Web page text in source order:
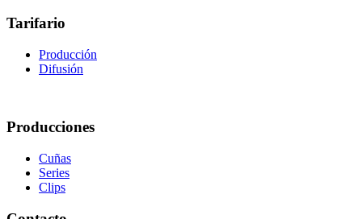
Tarifario
Producción
Difusión
Producciones
Cuñas
Series
Clips